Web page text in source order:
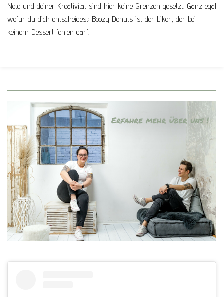
Note und deiner Kreativität sind hier keine Grenzen gesetzt. Ganz egal
wofür du dich entscheidest: Boozy Donuts ist der Likör, der bei
keinem Dessert fehlen darf.